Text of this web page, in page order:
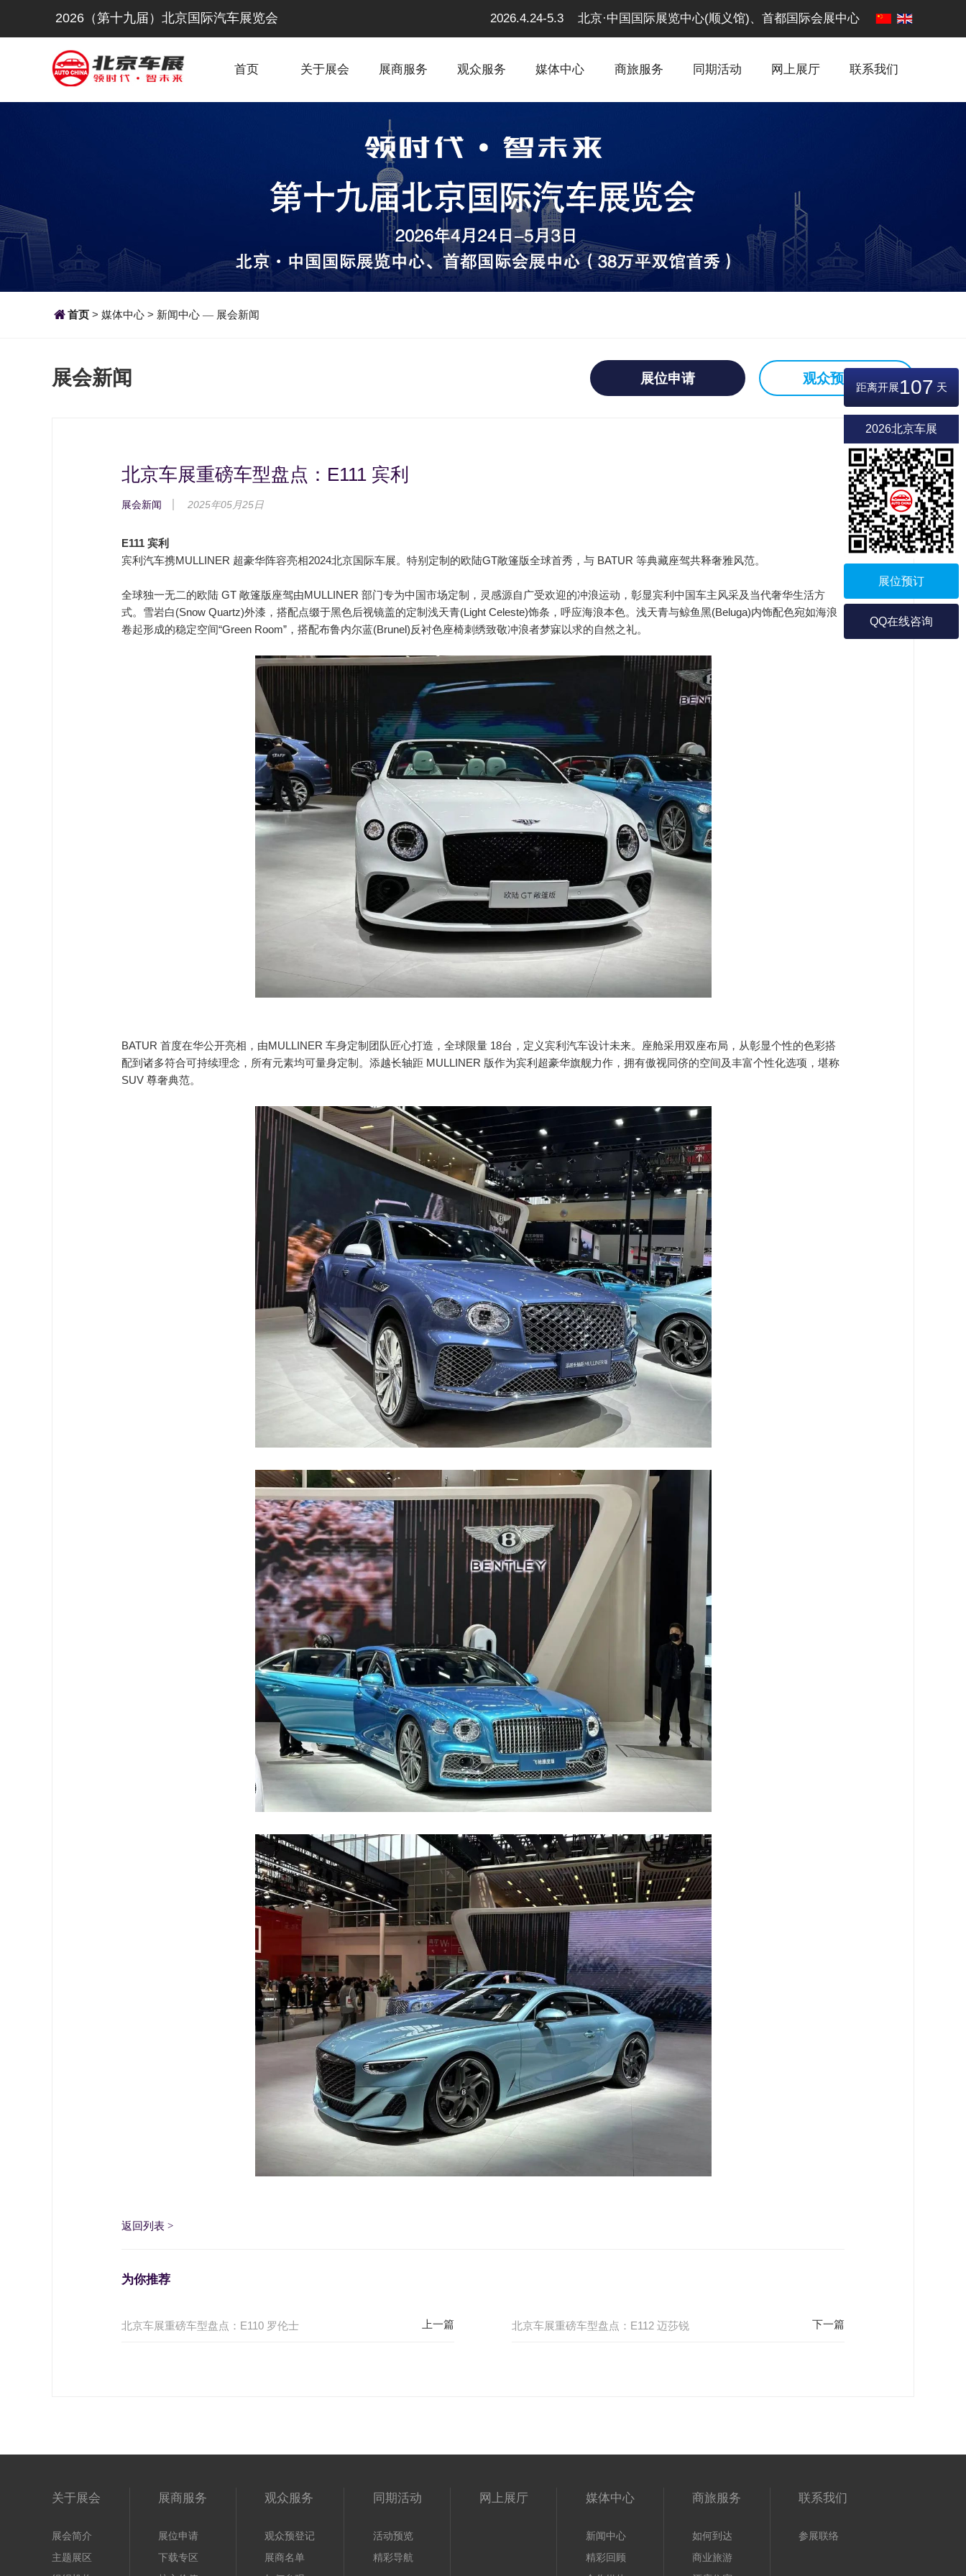
2026（第十九届）北京国际汽车展览会 2026.4.24-5.3 北京·中国国际展览中心(顺义馆)、首都国际会展中心
首页 关于展会 展商服务 观众服务 媒体中心 商旅服务 同期活动 网上展厅 联系我们
距离开展107 天
2026北京车展
展位预订
QQ在线咨询
首页 > 媒体中心 > 新闻中心 — 展会新闻
展会新闻 展位申请 观众预登记
北京车展重磅车型盘点：E111 宾利
展会新闻 2025年05月25日
E111 宾利
宾利汽车携MULLINER 超豪华阵容亮相2024北京国际车展。特别定制的欧陆GT敞篷版全球首秀，与 BATUR 等典藏座驾共释奢雅风范。
全球独一无二的欧陆 GT 敞篷版座驾由MULLINER 部门专为中国市场定制，灵感源自广受欢迎的冲浪运动，彰显宾利中国车主风采及当代奢华生活方
式。 雪岩白(Snow Quartz)外漆，搭配点缀于黑色后视镜盖的定制浅天青(Light Celeste)饰条，呼应海浪本色。 浅天青与鲸鱼黑(Beluga)内饰配色宛如海浪
卷起形成的稳定空间“Green Room”，搭配布鲁内尔蓝(Brunel)反衬色座椅刺绣致敬冲浪者梦寐以求的自然之礼。
BATUR 首度在华公开亮相，由MULLINER 车身定制团队匠心打造，全球限量 18台，定义宾利汽车设计未来。
座舱采用双座布局，从彰显个性的色彩搭
配到诸多符合可持续理念，所有元素均可量身定制。 添越长轴距 MULLINER 版作为宾利超豪华旗舰力作，拥有傲视同侪的空间及丰富个性化选项，堪称
SUV 尊奢典范。
返回列表 >
为你推荐
北京车展重磅车型盘点：E110 罗伦士 北京车展重磅车型盘点：E112 迈莎锐
关于展会
展会简介
主题展区
展商服务
展位申请
下载专区
观众服务
观众预登记
展商名单
同期活动
活动预览
精彩导航
网上展厅 媒体中心
新闻中心
精彩回顾
商旅服务
如何到达
商业旅游
联系我们
参展联络